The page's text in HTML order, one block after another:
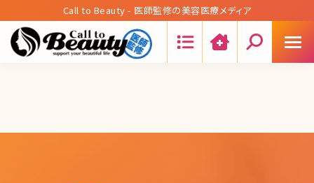
Call to Beauty - 医師監修の美容医療メディア